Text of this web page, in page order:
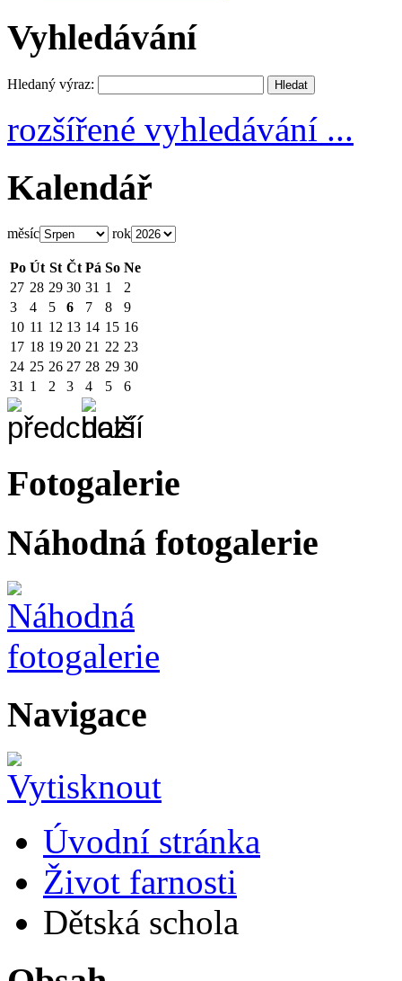
Vyhledávání
Hledaný výraz:
rozšířené vyhledávání ...
Kalendář
měsíc rok
Po Út St Čt Pá So Ne
27 28 29 30 31 1
2
3
4 5 6 7 8
9
10 11 12 13 14 15 16
17 18 19 20 21 22 23
24 25 26 27 28 29 30
31 1 2 3 4 5 6
Fotogalerie
Náhodná fotogalerie
Navigace
Úvodní stránka
Život farnosti
Dětská schola